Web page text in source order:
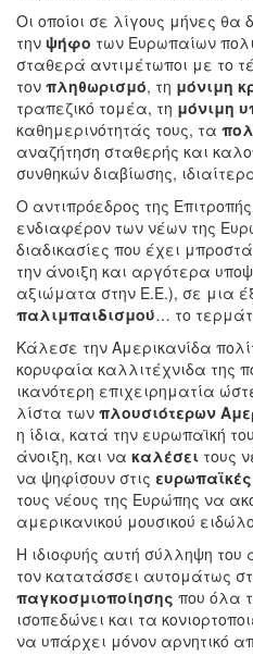
Οι οποίοι σε λίγους μήνες θα
την ψήφο των Ευρωπαίων
σταθερά αντιμέτωποι με το
τον πληθωρισμό, τη μόνιμη
τραπεζικό τομέα, τη μόνιμη
καθημερινότητάς τους, τα
αναζήτηση σταθερής και
συνθηκών διαβίωσης,
Ο αντιπρόεδρος της
ενδιαφέρον των νέων της
διαδικασίες που έχει
την άνοιξη και αργότερα
αξιώματα στην Ε.Ε.), σε μια
παλιμπαιδισμού… το
Κάλεσε την Αμερικανίδα
κορυφαία καλλιτέχνιδα της
ικανότερη επιχειρηματία
λίστα των πλουσιότερων
η ίδια, κατά την ευρωπαϊκή
άνοιξη, και να καλέσει τους
να ψηφίσουν στις
τους νέους της Ευρώπης να
αμερικανικού μουσικού
Η ιδιοφυής αυτή σύλληψη του
τον κατατάσσει αυτομάτως
παγκοσμιοποίησης που όλα
ισοπεδώνει και τα
να υπάρχει μόνον αρνητικό